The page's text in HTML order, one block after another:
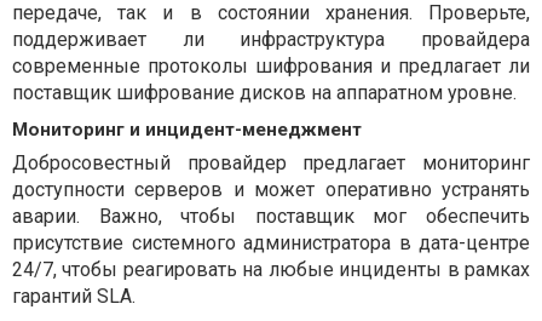
передаче, так и в состоянии хранения. Проверьте,
поддерживает ли инфраструктура провайдера
современные протоколы шифрования и предлагает ли
поставщик шифрование дисков на аппаратном уровне.
Мониторинг и инцидент-менеджмент
Добросовестный провайдер предлагает мониторинг
доступности серверов и может оперативно устранять
аварии. Важно, чтобы поставщик мог обеспечить
присутствие системного администратора в дата-центре
24/7, чтобы реагировать на любые инциденты в рамках
гарантий SLA.